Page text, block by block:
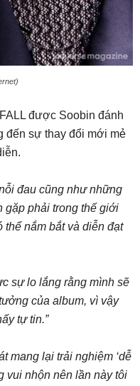
được Soobin đánh
đến sự thay đổi mới mẻ
đau cũng như những
gặp phải trong thế giới
thể nắm bắt và diễn đạt
sự lo lắng rằng mình sẽ
của album, vì vậy
tự tin.”
mang lại trải nghiệm ‘dễ
vui nhộn nên lần này tôi